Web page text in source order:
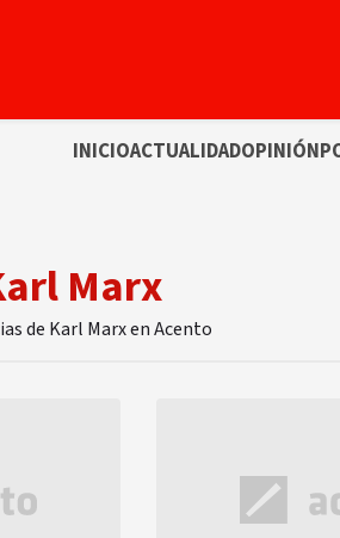
INICIOACTUALIDADOPINIÓN
Marx
de Karl Marx en Acento